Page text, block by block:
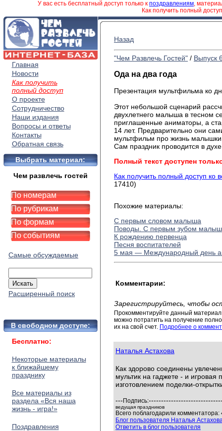
У вас есть бесплатный доступ только к поздравлениям,
Как получить полный
Главная
Новости
Как получить
полный доступ
О проекте
Сотрудничество
Наши издания
Вопросы и ответы
Контакты
Обратная связь
Выбрать материал:
Чем развлечь гостей
По номерам
По рубрикам
По формам
По событиям
Самые обсуждаемые
Расширенный поиск
В свободном доступе:
Бесплатно:
Некоторые материалы
к ближайшему
празднику
Все материалы из
раздела «Вся наша
жизнь - игра!»
Поздравления
Назад
"Чем Развлечь Гостей" / Выпуск
Ода на два года
Презентация мультфильма ко
Этот небольшой сценарий
двухлетнего малыша в тесном
приглашенные аниматоры, а
14 лет. Предварительно они
мультфильм про жизнь
Сам праздник проводится в
Полный текст доступен
Как получить полный доступ ко
17410)
Похожие материалы:
С первым словом малыша
Поводы. С первым зубом
К рождению первенца
Песня воспитателей
5 мая — Международный день
Комментарии:
Зарегистрируйтесь, чтобы
Прокомментируйте данный
можно потратить на получение
их на свой счет. Подробнее о
Наталья Астахова
Как здорово соединены
мультик на гаджете - и
изготовлением поделки-
--- Подпись:
ведущая праздников
Всего поблагодарили
Блог пользователя Наталья
Ответить в блог пользователя